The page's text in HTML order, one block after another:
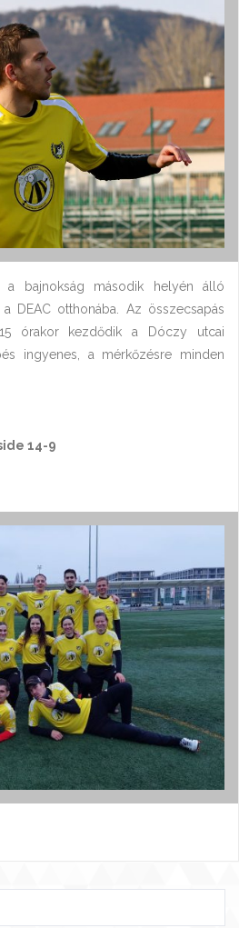
a bajnokság második helyén álló
DEAC otthonába. Az összecsapás
órakor kezdődik a Dóczy utcai
ingyenes, a mérkőzésre minden
14-9